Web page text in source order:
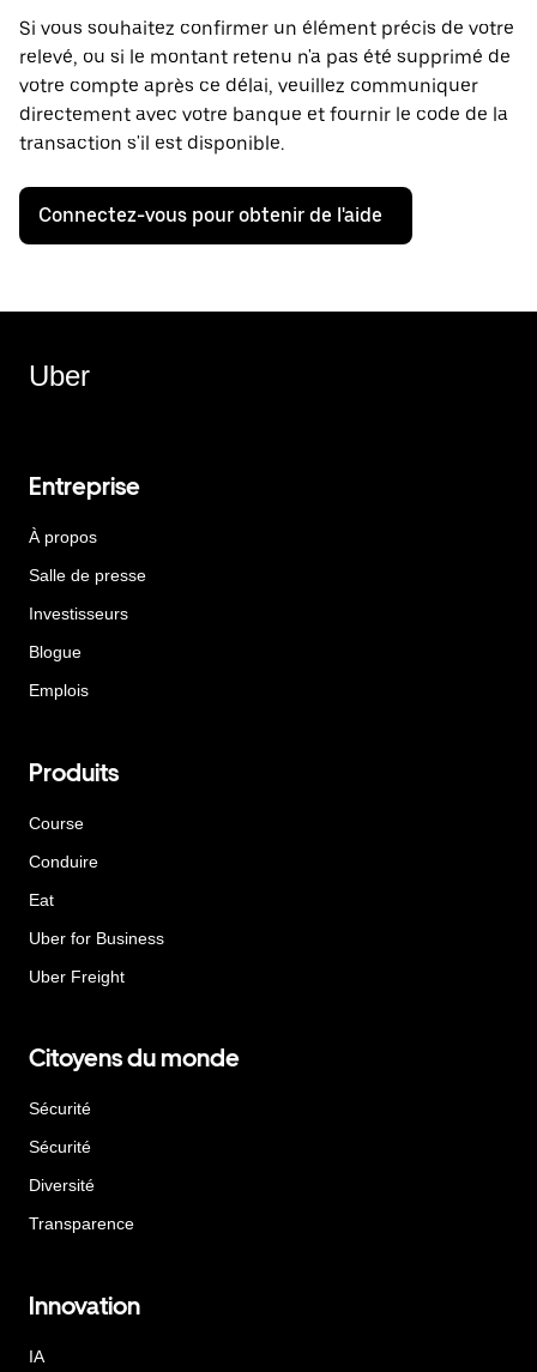
Si vous souhaitez confirmer un élément précis de votre
relevé, ou si le montant retenu n'a pas été supprimé de
votre compte après ce délai, veuillez communiquer
directement avec votre banque et fournir le code de la
transaction s'il est disponible.
Connectez-vous pour obtenir de l'aide
Uber
Entreprise
À propos
Salle de presse
Investisseurs
Blogue
Emplois
Produits
Course
Conduire
Eat
Uber for Business
Uber Freight
Citoyens du monde
Sécurité
Sécurité
Diversité
Transparence
Innovation
IA